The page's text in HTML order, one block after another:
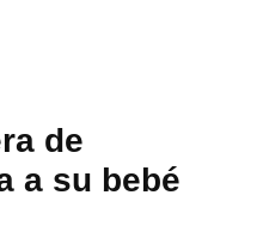
de
a su bebé